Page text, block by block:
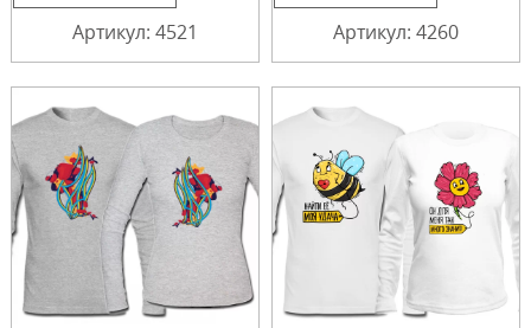
Артикул: 4521 Артикул: 4260